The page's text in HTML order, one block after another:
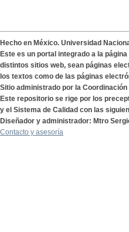
Hecho en México. Universidad
Este es un portal integrado a la
distintos sitios web, sean páginas
los textos como de las páginas
Sitio administrado por la
Este repositorio se rige por los
y el Sistema de Calidad con las
Diseñador y administrador: Mtro
Contacto y asesoría